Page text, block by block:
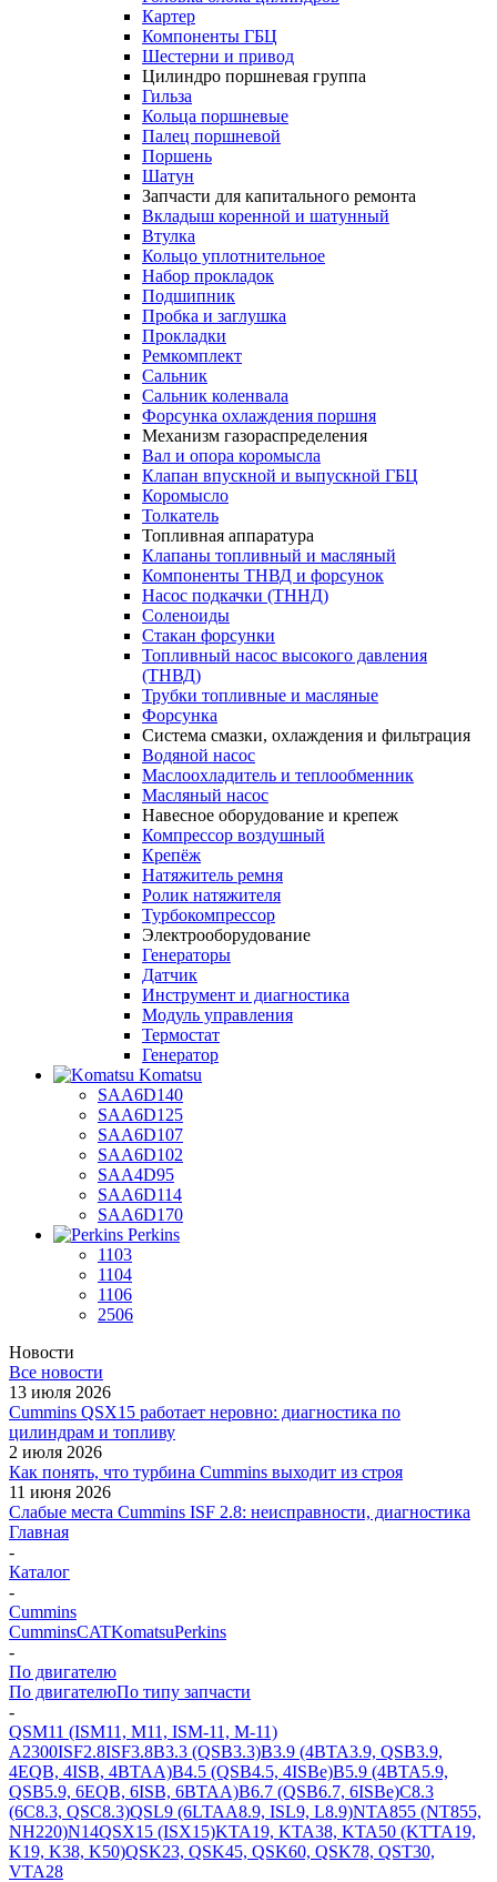
Картер
Компоненты ГБЦ
Шестерни и привод
Цилиндро поршневая группа
Гильза
Кольца поршневые
Палец поршневой
Поршень
Шатун
Запчасти для капитального ремонта
Вкладыш коренной и шатунный
Втулка
Кольцо уплотнительное
Набор прокладок
Подшипник
Пробка и заглушка
Прокладки
Ремкомплект
Сальник
Сальник коленвала
Форсунка охлаждения поршня
Механизм газораспределения
Вал и опора коромысла
Клапан впускной и выпускной ГБЦ
Коромысло
Толкатель
Топливная аппаратура
Клапаны топливный и масляный
Компоненты ТНВД и форсунок
Насос подкачки (ТННД)
Соленоиды
Стакан форсунки
Топливный насос высокого давления
(ТНВД)
Трубки топливные и масляные
Форсунка
Система смазки, охлаждения и фильтрация
Водяной насос
Маслоохладитель и теплообменник
Масляный насос
Навесное оборудование и крепеж
Компрессор воздушный
Крепёж
Натяжитель ремня
Ролик натяжителя
Турбокомпрессор
Электрооборудование
Генераторы
Датчик
Инструмент и диагностика
Модуль управления
Термостат
Генератор
Komatsu
SAA6D140
SAA6D125
SAA6D107
SAA6D102
SAA4D95
SAA6D114
SAA6D170
Perkins
1103
1104
1106
2506
Новости
Все новости
13 июля 2026
Cummins QSX15 работает неровно: диагностика по
цилиндрам и топливу
2 июля 2026
Как понять, что турбина Cummins выходит из строя
11 июня 2026
Слабые места Cummins ISF 2.8: неисправности, диагностика
Главная
-
Каталог
-
Cummins
CumminsCATKomatsuPerkins
-
По двигателю
По двигателюПо типу запчасти
-
QSM11 (ISM11, M11, ISM-11, M-11)
A2300ISF2.8ISF3.8B3.3 (QSB3.3)B3.9 (4BTA3.9, QSB3.9,
4EQB, 4ISB, 4BTAA)B4.5 (QSB4.5, 4ISBe)B5.9 (4BTA5.9,
QSB5.9, 6EQB, 6ISB, 6BTAA)B6.7 (QSB6.7, 6ISBe)C8.3
(6C8.3, QSC8.3)QSL9 (6LTAA8.9, ISL9, L8.9)NTA855 (NT855,
NH220)N14QSX15 (ISX15)KTA19, KTA38, KTA50 (KTTA19,
K19, K38, K50)QSK23, QSK45, QSK60, QSK78, QST30,
VTA28